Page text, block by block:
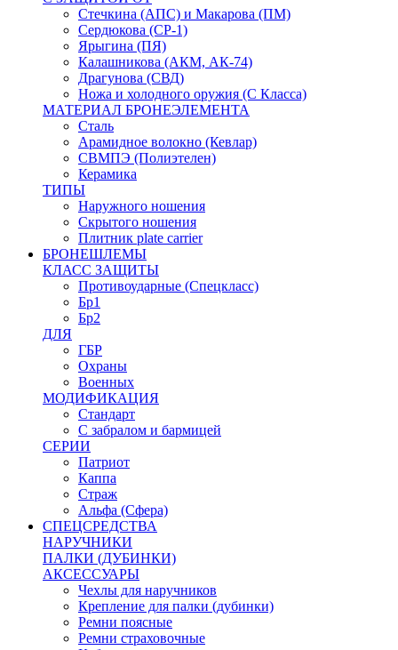
Стечкина (АПС) и Макарова (ПМ)
Сердюкова (СР-1)
Ярыгина (ПЯ)
Калашникова (АКМ, АК-74)
Драгунова (СВД)
Ножа и холодного оружия (С Класса)
МАТЕРИАЛ БРОНЕЭЛЕМЕНТА
Сталь
Арамидное волокно (Кевлар)
СВМПЭ (Полиэтелен)
Керамика
ТИПЫ
Наружного ношения
Скрытого ношения
Плитник plate carrier
БРОНЕШЛЕМЫ
КЛАСС ЗАЩИТЫ
Противоударные (Спецкласс)
Бр1
Бр2
ДЛЯ
ГБР
Охраны
Военных
МОДИФИКАЦИЯ
Стандарт
С забралом и бармицей
СЕРИИ
Патриот
Каппа
Страж
Альфа (Сфера)
СПЕЦСРЕДСТВА
НАРУЧНИКИ
ПАЛКИ (ДУБИНКИ)
АКСЕССУАРЫ
Чехлы для наручников
Крепление для палки (дубинки)
Ремни поясные
Ремни страховочные